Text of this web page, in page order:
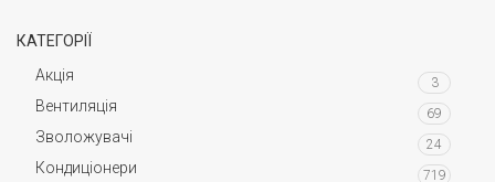
КАТЕГОРІЇ
Акція
3
Вентиляція 69
Зволожувачі 24
Кондиціонери 719